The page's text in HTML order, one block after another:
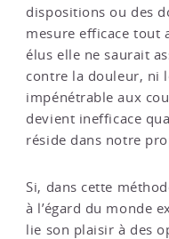
dispositions ou des
mesure efficace tout
élus elle ne saurait
contre la douleur, ni
impénétrable aux
devient inefficace
réside dans notre
Si, dans cette
à l’égard du monde
lie son plaisir à des